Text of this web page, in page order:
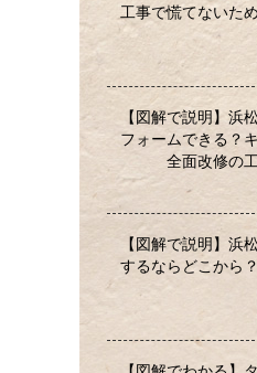
工事で慌てないた
【図解で説明】浜
フォームできる？
全面改修の
【図解で説明】浜
するならどこから